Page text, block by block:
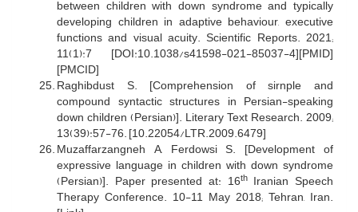
between children with down syndrome and typically
developing children in adaptive behaviour, executive
functions and visual acuity. Scientific Reports. 2021;
11(1):7 [DOI:10.1038/s41598-021-85037-4][PMID]
[PMCID]
Raghibdust S. [Comprehension of sirnple and
compound syntactic structures in Persian-speaking
down children (Persian)]. Literary Text Research. 2009;
13(39):57-76. [10.22054/LTR.2009.6479]
Muzaffarzangneh A, Ferdowsi S. [Development of
expressive language in children with down syndrome
(Persian)]. Paper presented at: 16thIranian Speech
Therapy Conference. 10-11 May 2018; Tehran, Iran.